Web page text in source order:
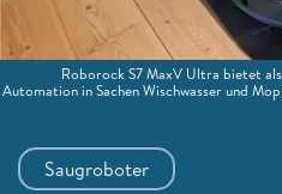
Saugroboter
Roborock S7 MaxV Ultra bietet
Automation in Sachen Wischwasser und